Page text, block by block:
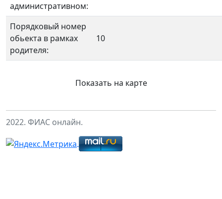
административном:
Порядковый номер
обьекта в рамках
родителя:
10
Показать на карте
2022. ФИАС онлайн.